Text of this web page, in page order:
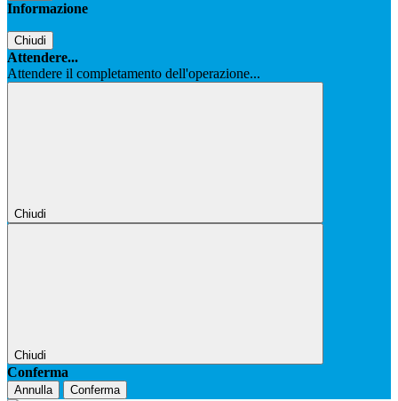
Informazione
Chiudi
Attendere...
Attendere il completamento dell'operazione...
Chiudi
Chiudi
Conferma
Annulla Conferma